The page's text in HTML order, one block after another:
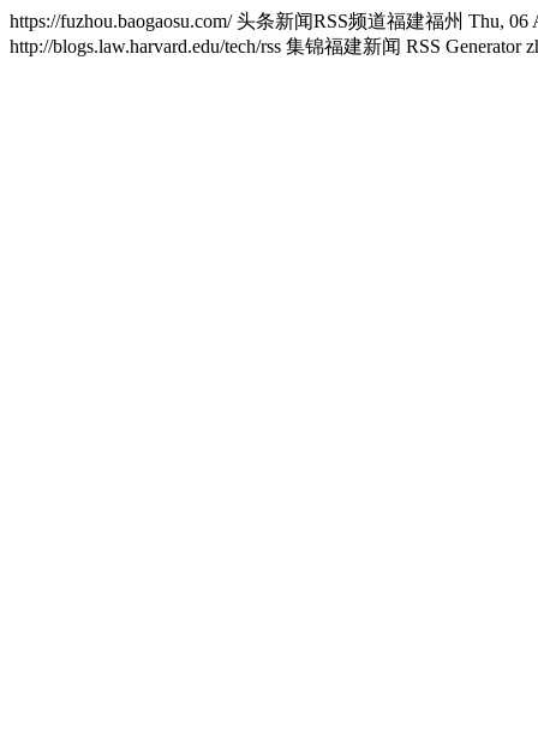
https://fuzhou.baogaosu.com/头条新闻RSS频道福建福州 Thu, 06
http://blogs.law.harvard.edu/tech/rss 集锦福建新闻 RSS Generator